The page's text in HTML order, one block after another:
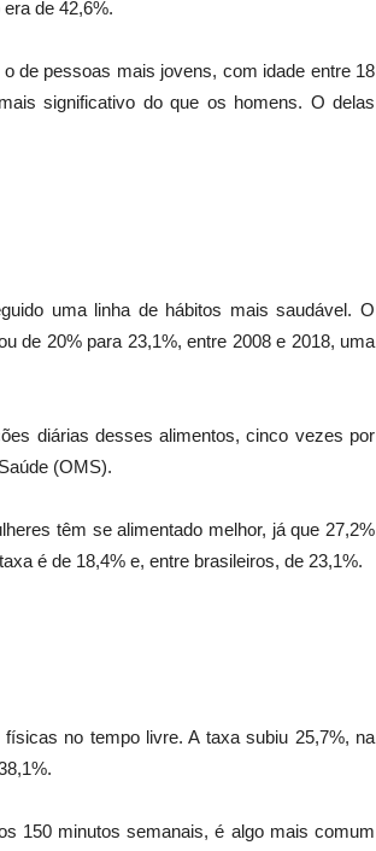
de 42,6%.
de pessoas mais jovens, com idade entre 18
significativo do que os homens. O delas
uma linha de hábitos mais saudável. O
de 20% para 23,1%, entre 2008 e 2018, uma
diárias desses alimentos, cinco vezes por
(OMS).
têm se alimentado melhor, já que 27,2%
é de 18,4% e, entre brasileiros, de 23,1%.
no tempo livre. A taxa subiu 25,7%, na
150 minutos semanais, é algo mais comum